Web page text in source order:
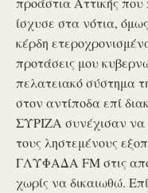
ίσχυσε στα νότια,
κέρδη
προτάσεις μου
πελατειακό σύστημα
στον αντίποδα επί
ΣΥΡΙΖΑ συνέχισαν
τους ληστεμένους
ΓΛΥΦΑΔΑ FM στις
χωρίς να δικαιωθώ.